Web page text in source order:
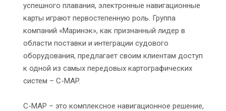
успешного плавания, электронные навигационные
карты играют первостепенную роль. Группа
компаний «Маринэк», как признанный лидер в
области поставки и интеграции судового
оборудования, предлагает своим клиентам доступ
к одной из самых передовых картографических
систем – C-MAP.
C-MAP – это комплексное навигационное решение,